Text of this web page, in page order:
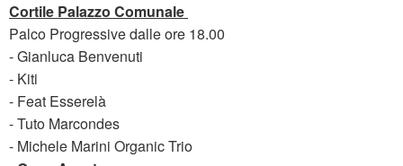
Cortile Palazzo Comunale
Palco Progressive dalle ore 18.00
- Gianluca Benvenuti
- Kiti
- Feat Esserelà
- Tuto Marcondes
- Michele Marini Organic Trio